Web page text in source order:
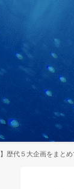
歴代５大企画をまと